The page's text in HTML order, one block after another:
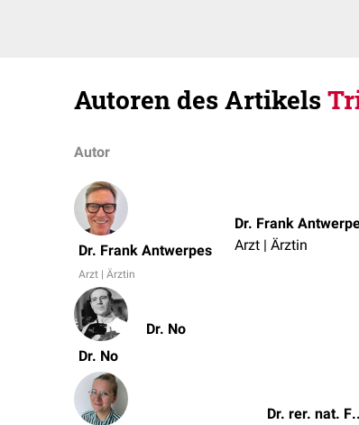
Autoren des Artikels
Autor
Dr. Frank Antwerpes
Arzt | Ärztin
Dr. Frank
Arzt | Ärztin
Dr. No
Dr. No
Dr. rer.